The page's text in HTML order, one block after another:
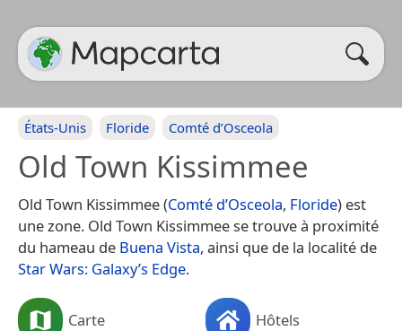
États-Unis Floride Comté d’Osceola
Old Town Kissimmee
Old Town Kissimmee (Comté d’Osceola, Floride) est
une zone. Old Town Kissimmee se trouve à proximité
du hameau de Buena Vista, ainsi que de la localité de
Star Wars: Galaxy’s Edge.
Carte Hôtels